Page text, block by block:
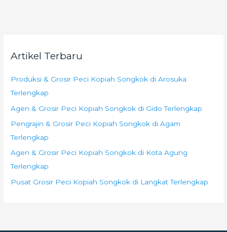
Artikel Terbaru
Produksi & Grosir Peci Kopiah Songkok di Arosuka
Terlengkap
Agen & Grosir Peci Kopiah Songkok di Gido Terlengkap
Pengrajin & Grosir Peci Kopiah Songkok di Agam
Terlengkap
Agen & Grosir Peci Kopiah Songkok di Kota Agung
Terlengkap
Pusat Grosir Peci Kopiah Songkok di Langkat Terlengkap